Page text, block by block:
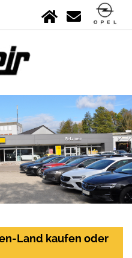
Land kaufen oder